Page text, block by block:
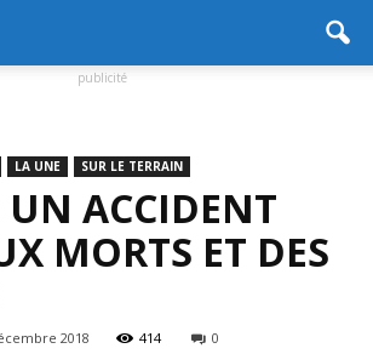
publicité
LA UNE SUR LE TERRAIN
UN ACCIDENT
MORTS ET DES
2018 414 0